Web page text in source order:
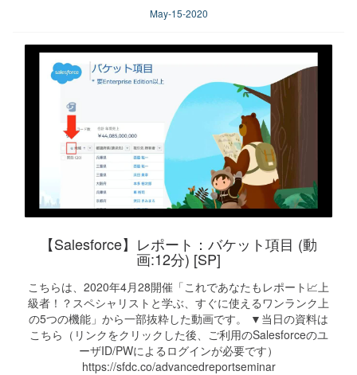
May-15-2020
【Salesforce】レポート：バケット項目 (動
画:12分) [SP]
こちらは、2020年4月28開催「これであなたもレポート📈上
級者！？スペシャリストと学ぶ、すぐに使えるワンランク上
の5つの機能」から一部抜粋した動画です。 ▼当日の資料は
こちら（リンクをクリックした後、ご利用のSalesforceのユ
ーザID/PWによるログインが必要です）
https://sfdc.co/advancedreportseminar